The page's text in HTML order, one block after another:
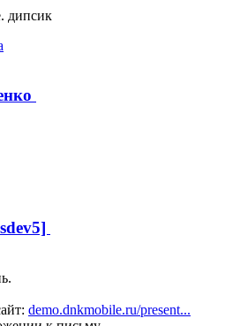
дипсик
demo.dnkmobile.ru/present...